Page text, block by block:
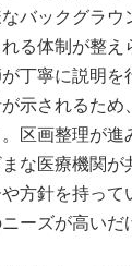
バックグラ
る体制が整
丁寧に説明を
示されるた
区画整理が進
な医療機関
方針を持っ
ーズが高いだ